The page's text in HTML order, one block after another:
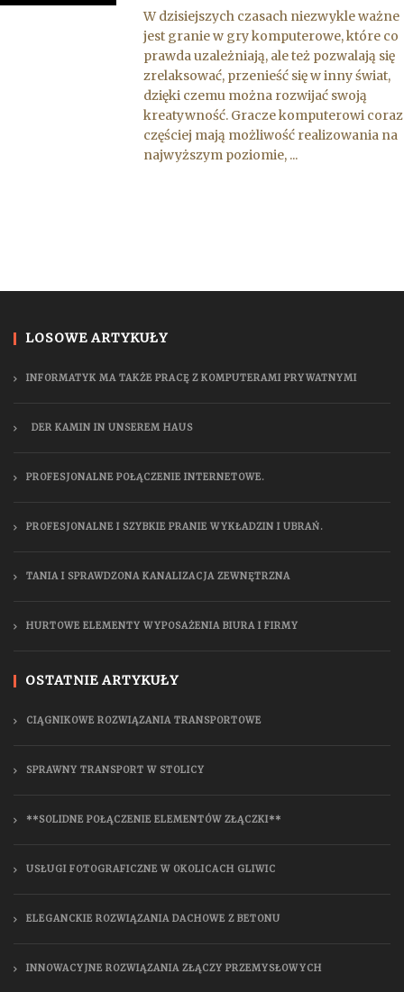
W dzisiejszych czasach niezwykle ważne
jest granie w gry komputerowe, które co
prawda uzależniają, ale też pozwalają się
zrelaksować, przenieść się w inny świat,
dzięki czemu można rozwijać swoją
kreatywność. Gracze komputerowi coraz
częściej mają możliwość realizowania na
najwyższym poziomie, ...
LOSOWE ARTYKUŁY
INFORMATYK MA TAKŻE PRACĘ Z KOMPUTERAMI PRYWATNYMI
DER KAMIN IN UNSEREM HAUS
PROFESJONALNE POŁĄCZENIE INTERNETOWE.
PROFESJONALNE I SZYBKIE PRANIE WYKŁADZIN I UBRAŃ.
TANIA I SPRAWDZONA KANALIZACJA ZEWNĘTRZNA
HURTOWE ELEMENTY WYPOSAŻENIA BIURA I FIRMY
OSTATNIE ARTYKUŁY
CIĄGNIKOWE ROZWIĄZANIA TRANSPORTOWE
SPRAWNY TRANSPORT W STOLICY
**SOLIDNE POŁĄCZENIE ELEMENTÓW ZŁĄCZKI**
USŁUGI FOTOGRAFICZNE W OKOLICACH GLIWIC
ELEGANCKIE ROZWIĄZANIA DACHOWE Z BETONU
INNOWACYJNE ROZWIĄZANIA ZŁĄCZY PRZEMYSŁOWYCH